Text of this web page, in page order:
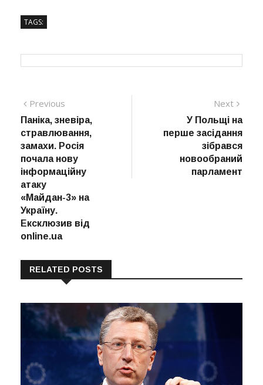
TAGS:
Навігація
записів
Previous
post:
Паніка, зневіра,
стравлювання,
замахи. Росія
почала нову
інформаційну
атаку
«Майдан-3» на
Україну.
Ексклюзив від
online.ua
Next
post:
У Польщі на
перше засідання
зібрався
новообраний
парламент
RELATED POSTS